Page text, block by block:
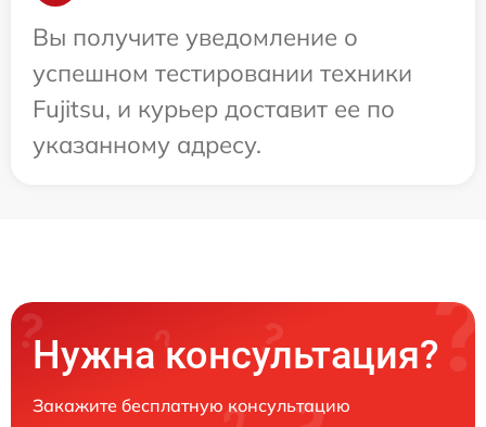
Вы получите уведомление о
успешном тестировании техники
Fujitsu, и курьер доставит ее по
указанному адресу.
Нужна консультация?
Закажите бесплатную консультацию